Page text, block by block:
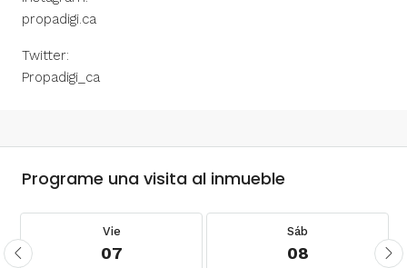
propadigi.ca
Twitter:
Propadigi_ca
Programe una visita al inmueble
Vie
07
Sáb
08